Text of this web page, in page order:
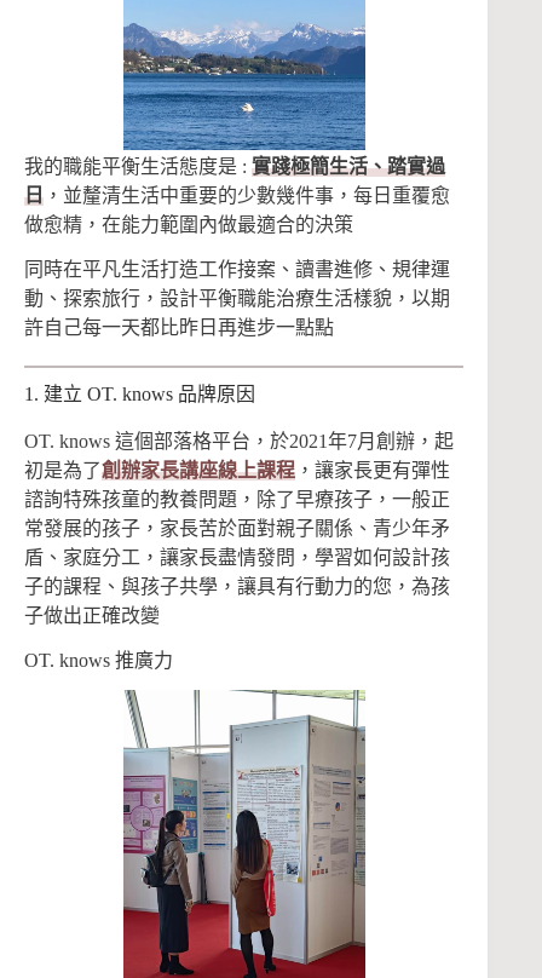
我的職能平衡生活態度是 : 實踐極簡生活、踏實過
日 ，並釐清生活中重要的少數幾件事，每日重覆愈
做愈精，在能力範圍內做最適合的決策
同時在平凡生活打造工作接案、讀書進修、規律運
動、探索旅行，設計平衡職能治療生活樣貌，以期
許自己每一天都比昨日再進步一點點
1. 建立 OT. knows 品牌原因
OT. knows 這個部落格平台，於2021年7月創辦，起
初是為了創辦家長講座線上課程 ，讓家長更有彈性
諮詢特殊孩童的教養問題，除了早療孩子，一般正
常發展的孩子，家長苦於面對親子關係、青少年矛
盾、家庭分工，讓家長盡情發問，學習如何設計孩
子的課程、與孩子共學，讓具有行動力的您，為孩
子做出正確改變
OT. knows 推廣力